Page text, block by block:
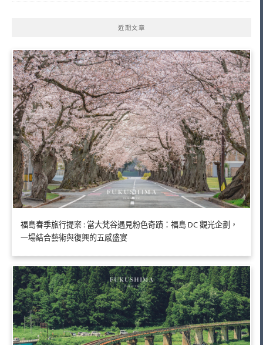
近期文章
福島春季旅行提案 : 當大梵谷遇見粉色奇蹟：福島 DC 觀光企劃，
一場結合藝術與復興的五感盛宴